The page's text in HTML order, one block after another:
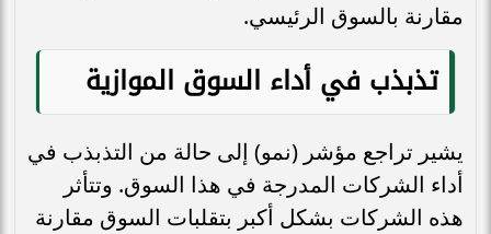
مقارنة بالسوق الرئيسي.
تذبذب في أداء السوق الموازية
يشير تراجع مؤشر (نمو) إلى حالة من التذبذب في
أداء الشركات المدرجة في هذا السوق. وتتأثر
هذه الشركات بشكل أكبر بتقلبات السوق مقارنة